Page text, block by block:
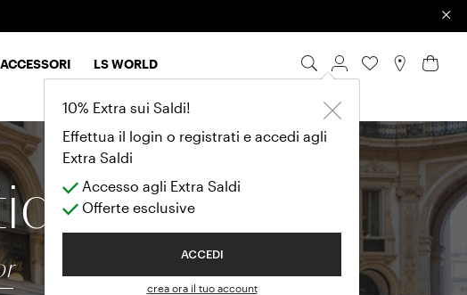
10% Extra sui Saldi!
Effettua il login o registrati e accedi agli
Extra Saldi
Accesso agli Extra Saldi
Offerte esclusive
ACCEDI
crea ora il tuo account
×
ACCESSORI LS WORLD